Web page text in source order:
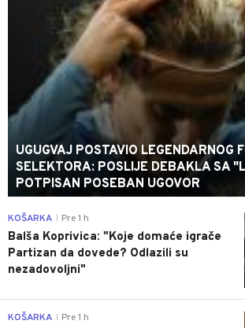
UGUGVAJ POSTAVIO LEGENDARNOG
SELEKTORA: POSLIJE DEBAKLA SA
POTPISAN POSEBAN UGOVOR
KOŠARKA Pre 1 h
Balša Koprivica: "Koje domaće igrače
Partizan da dovede? Odlazili su
nezadovoljni"
KOŠARKA Pre 1 h